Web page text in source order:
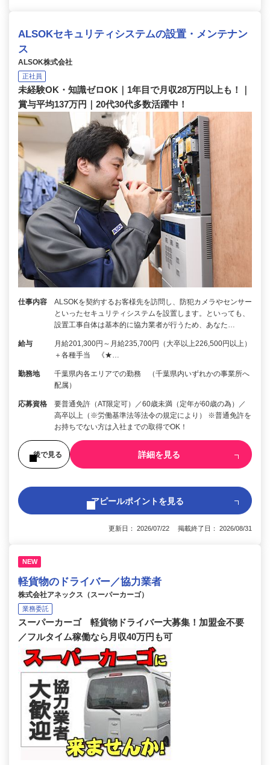
ALSOKセキュリティシステムの設置・メンテナン
ス
ALSOK株式会社
正社員
未経験OK・知識ゼロOK｜1年目で月収28万円以上も！｜
賞与平均137万円｜20代30代多数活躍中！
仕事内容
ALSOKを契約するお客様先を訪問し、防犯カメラやセンサー
といったセキュリティシステムを設置します。といっても、
設置工事自体は基本的に協力業者が行うため、あなた…
給与
月給201,300円～月給235,700円（大卒以上226,500円以上）
＋各種手当 《★…
勤務地
千葉県内各エリアでの勤務 （千葉県内いずれかの事業所へ
配属）
応募資格
要普通免許（AT限定可）／60歳未満（定年が60歳の為）／
高卒以上（※労働基準法等法令の規定により） ※普通免許を
お持ちでない方は入社までの取得でOK！
後で見る 詳細を見る
アピールポイントを見る
更新日： 2026/07/22 掲載終了日： 2026/08/31
NEW
軽貨物のドライバー／協力業者
株式会社アネックス（スーパーカーゴ）
業務委託
スーパーカーゴ 軽貨物ドライバー大募集！加盟金不要
／フルタイム稼働なら月収40万円も可